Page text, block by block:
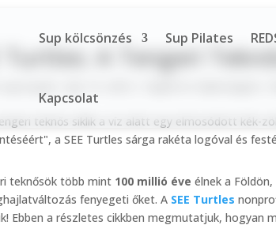
Sup kölcsönzés Sup Pilates
Kapcsolat
Turtles: A Tengeri
teknősök több mint 100 millió éve élnek a
fenyegeti őket. A SEE Turtles
Ebben a részletes cikkben megmutatjuk, hogyan